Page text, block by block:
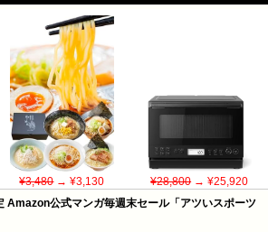
¥3,480→ ¥3,130 ¥28,800→ ¥25,920
Amazon公式マンガ毎週末セール「アツいスポーツ